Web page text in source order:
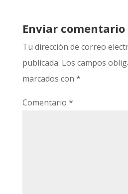
Enviar comentario
Tu dirección de correo
publicada. Los campos
marcados con *
Comentario *